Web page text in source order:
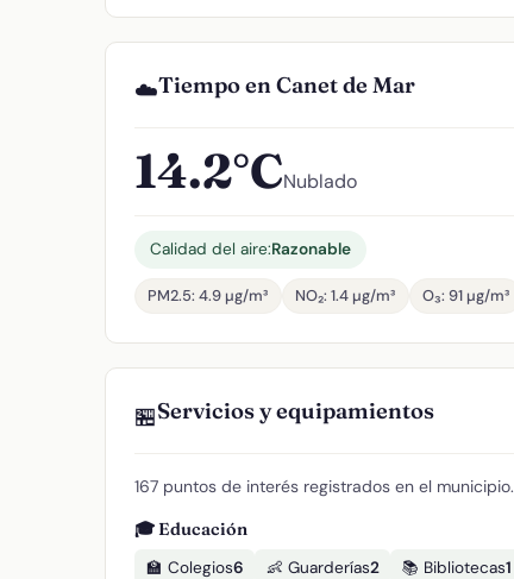
☁️Tiempo en Canet de Mar
14.2°CNublado
Calidad del aire:Razonable
PM2.5: 4.9 µg/m³ NO₂: 1.4 µg/m³ O₃: 91 µg/m³
🏪Servicios y equipamientos
167 puntos de interés registrados en el municipio.
🎓 Educación
🏫 Colegios6 👶 Guarderías2 📚 Bibliotecas1